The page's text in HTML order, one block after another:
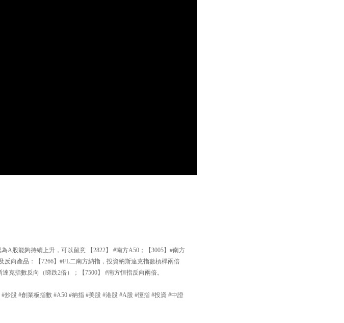
A股能夠持續上升，可以留意 【2822】 #南方A50；【3005】#南方
向產品：【7266】#FL二南方納指，投資納斯達克指數槓桿兩倍
克指數反向（睇跌2倍）；【7500】 #南方恒指反向兩倍。
股 #創業板指數 #A50 #納指 #美股 #港股 #A股 #恆指 #投資 #中證